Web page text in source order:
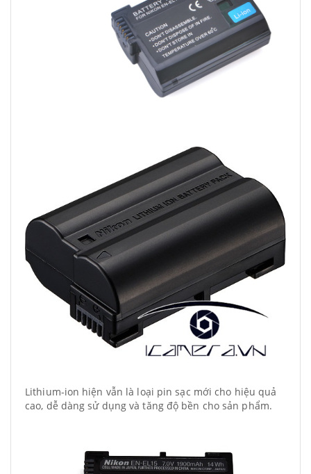
Lithium-ion hiện vẫn là loại pin sạc mới cho hiệu quả
cao, dễ dàng sử dụng và tăng độ bền cho sản phẩm.